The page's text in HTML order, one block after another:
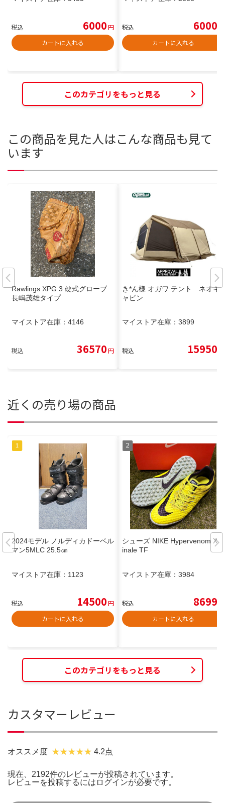
税込 6000円
カートに入れる
税込 6000
カートに入れる
このカテゴリをもっと見る
この商品を見た人はこんな商品も見て
います
Rawlings XPG 3 硬式グローブ
長嶋茂雄タイプ
マイストア在庫： 4146
税込 36570円
き*ん様 オガワ テント ネオキ
ャビン
マイストア在庫： 3899
税込 15950
近くの売り場の商品
2024モデル ノルディカドーベル
マン5MLC 25.5㎝
マイストア在庫： 1123
税込 14500円
カートに入れる
シューズ NIKE Hypervenom X F
inale TF
マイストア在庫： 3984
税込 8699
カートに入れる
このカテゴリをもっと見る
カスタマーレビュー
オススメ度 4.2点
現在、2192件のレビューが投稿されています。
レビューを投稿するには ログインが必要です。